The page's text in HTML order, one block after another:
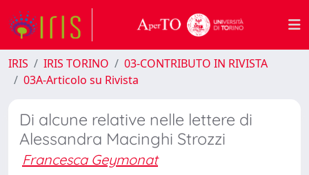
IRIS IRIS TORINO
03-CONTRIBUTO IN RIVISTA
03A-Articolo su Rivista
Di alcune relative nelle lettere di
Alessandra Macinghi Strozzi
Francesca Geymonat